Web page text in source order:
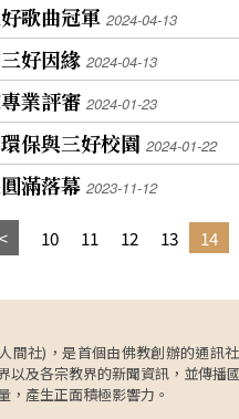
歌曲冠軍 2024-04-13
好因緣 2024-04-13
業評審 2024-01-23
保與三好校園 2024-01-22
滿落幕 2023-11-12
10 11 12 13 14
間社)，是首個由佛教創辦的通
以及各宗教界的新聞資訊，並傳
，產生正面積極影響力。